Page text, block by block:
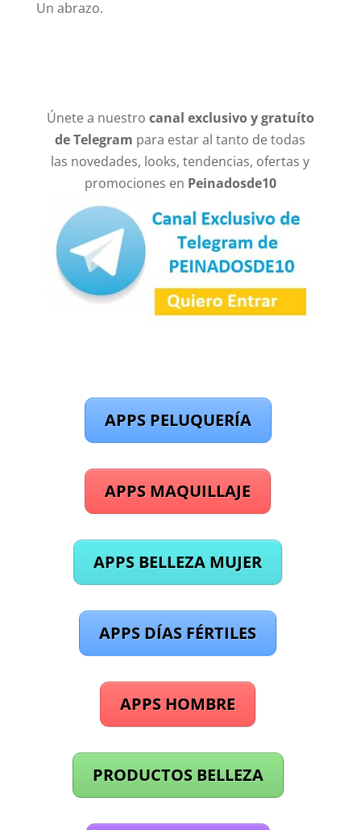
Un abrazo.
Únete a nuestro canal exclusivo y gratuíto
de Telegram para estar al tanto de todas
las novedades, looks, tendencias, ofertas y
promociones en Peinadosde10
APPS PELUQUERÍA
APPS MAQUILLAJE
APPS BELLEZA MUJER
APPS DÍAS FÉRTILES
APPS HOMBRE
PRODUCTOS BELLEZA